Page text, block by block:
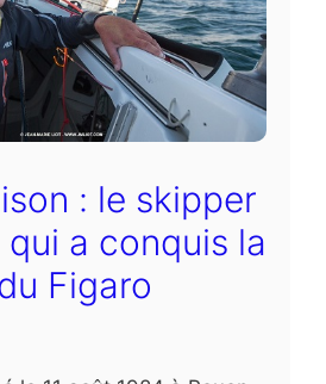
: le skipper
a conquis la
Figaro